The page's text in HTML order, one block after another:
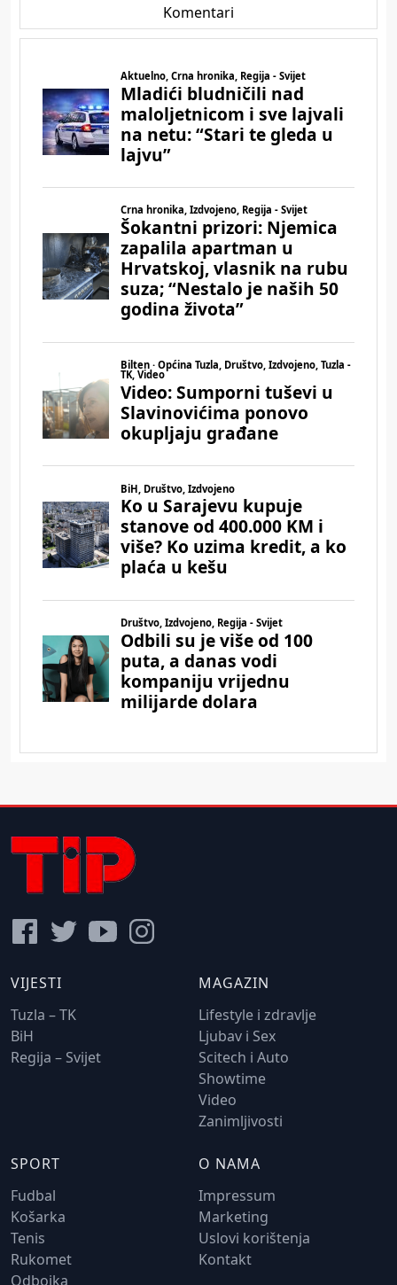
Komentari
VIJESTI
Tuzla – TK
BiH
Regija – Svijet
MAGAZIN
Lifestyle i zdravlje
Ljubav i Sex
Scitech i Auto
Showtime
Video
Zanimljivosti
SPORT
Fudbal
Košarka
Tenis
Rukomet
Odbojka
O NAMA
Impressum
Marketing
Uslovi korištenja
Kontakt